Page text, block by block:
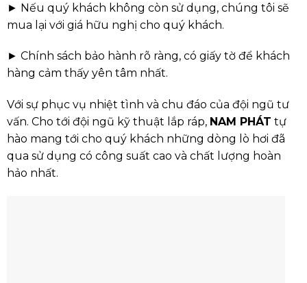
► Nếu quý khách không còn sử dụng, chúng tôi sẽ
mua lại với giá hữu nghị cho quý khách.
► Chính sách bảo hành rõ ràng, có giấy tờ để khách
hàng cảm thấy yên tâm nhất.
Với sự phục vụ nhiệt tình và chu đáo của đội ngũ tư
vấn. Cho tới đội ngũ kỹ thuật lắp ráp, NAM PHÁT tự
hào mang tới cho quý khách những dòng lò hơi đã
qua sử dụng có công suất cao và chất lượng hoàn
hảo nhất.